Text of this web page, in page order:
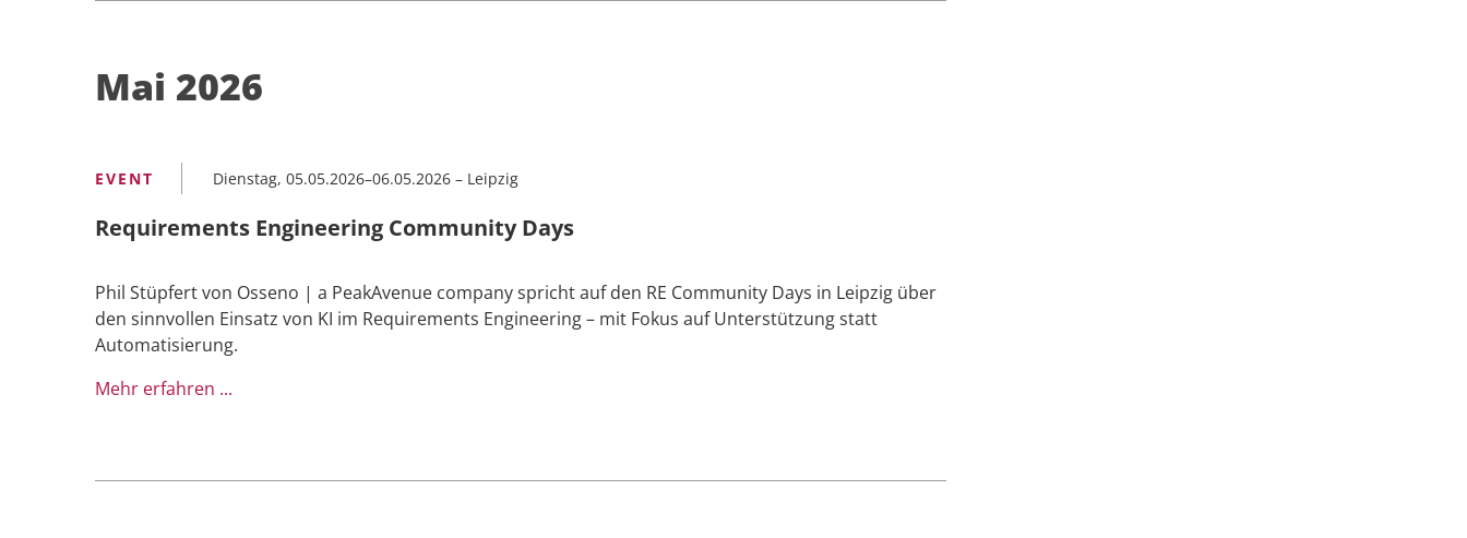
Mai 2026
Dienstag, 05.05.2026–06.05.2026– Leipzig
Requirements Engineering Community Days
Phil Stüpfert von Osseno | a PeakAvenue company spricht auf den RE Community Days in Leipzig über
den sinnvollen Einsatz von KI im Requirements Engineering – mit Fokus auf Unterstützung statt
Automatisierung.
Mehr erfahren ...